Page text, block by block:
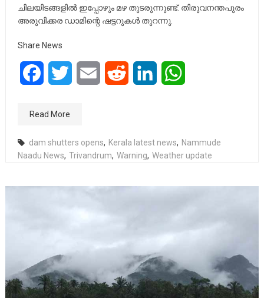
ചിലയിടങ്ങളില്‍ ഇപ്പോഴും മഴ തുടരുന്നുണ്ട്. തിരുവനന്തപുരം
അരുവിക്കര ഡാമിന്റെ ഷട്ടറുകള്‍ തുറന്നു.
Share News
FacebookTwitter Email Reddit LinkedIn
Read More
dam shutters opens, Kerala latest news, Nammude
Naadu News, Trivandrum, Warning, Weather update